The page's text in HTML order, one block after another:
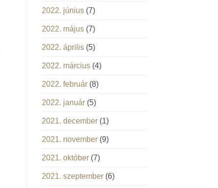
2022. június(7)
2022. május(7)
2022. április(5)
2022. március(4)
2022. február(8)
2022. január(5)
2021. december(1)
2021. november(9)
2021. október(7)
2021. szeptember(6)